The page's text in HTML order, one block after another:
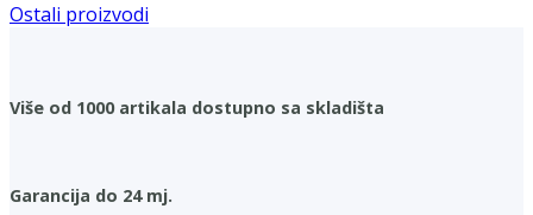
Ostali proizvodi
Više od 1000 artikala dostupno sa skladišta
Garancija do 24 mj.